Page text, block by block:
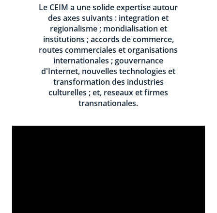
Le CEIM a une solide expertise autour
des axes suivants : integration et
regionalisme ; mondialisation et
institutions ; accords de commerce,
routes commerciales et organisations
internationales ; gouvernance
d'Internet, nouvelles technologies et
transformation des industries
culturelles ; et, reseaux et firmes
transnationales.